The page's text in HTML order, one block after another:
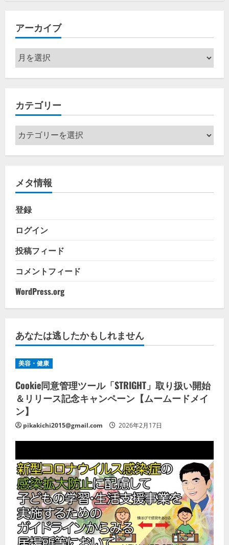
アーカイブ
ア
ー
カ
ブ
カテゴリー
カ
テ
ゴ
ー
メタ情報
登録
ログイン
投稿フィード
コメントフィード
WordPress.org
あなたは逃したかもしれません
美容・健康
Cookie同意管理ツール「STRIGHT」取り扱い開始
＆リリース記念キャンペーン【ムームードメイ
ン】
pikakichi2015@gmail.com 2026年2月17日